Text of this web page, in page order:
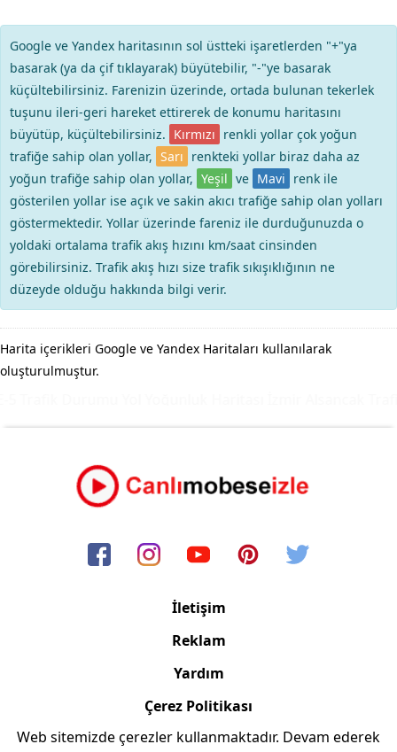
Google ve Yandex haritasının sol üstteki işaretlerden "+"ya
basarak (ya da çif tıklayarak) büyütebilir, "-"ye basarak
küçültebilirsiniz. Farenizin üzerinde, ortada bulunan tekerlek
tuşunu ileri-geri hareket ettirerek de konumu haritasını
büyütüp, küçültebilirsiniz. Kırmızı renkli yollar çok yoğun
trafiğe sahip olan yollar, Sarı renkteki yollar biraz daha az
yoğun trafiğe sahip olan yollar, Yeşil ve Mavi renk ile
gösterilen yollar ise açık ve sakin akıcı trafiğe sahip olan yolları
göstermektedir. Yollar üzerinde fareniz ile durduğunuzda o
yoldaki ortalama trafik akış hızını km/saat cinsinden
görebilirsiniz. Trafik akış hızı size trafik sıkışıklığının ne
düzeyde olduğu hakkında bilgi verir.
Harita içerikleri Google ve Yandex Haritaları kullanılarak
oluşturulmuştur.
İletişim
Reklam
Yardım
Çerez Politikası
Web sitemizde çerezler kullanmaktadır. Devam ederek